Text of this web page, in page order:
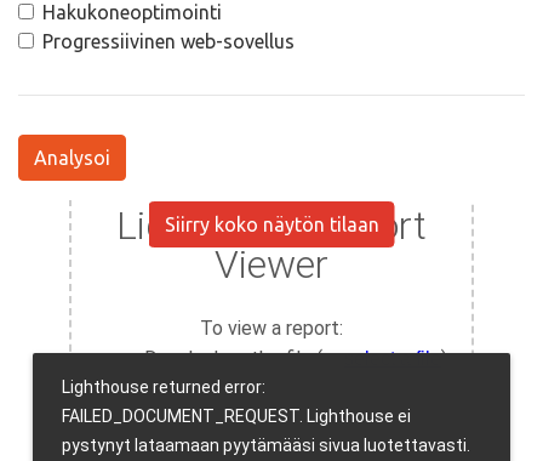
Hakukoneoptimointi
Progressiivinen web-sovellus
Analysoi
Siirry koko näytön tilaan